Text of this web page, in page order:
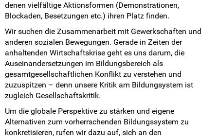
denen vielfältige Aktionsformen (Demonstrationen,
Blockaden, Besetzungen etc.) ihren Platz finden.
Wir suchen die Zusammenarbeit mit Gewerkschaften und
anderen sozialen Bewegungen. Gerade in Zeiten der
anhaltenden Wirtschaftskrise geht es uns darum, die
Auseinandersetzungen im Bildungsbereich als
gesamtgesellschaftlichen Konflikt zu verstehen und
zuzuspitzen – denn unsere Kritik am Bildungsystem ist
zugleich Gesellschaftskritik.
Um die globale Perspektive zu stärken und eigene
Alternativen zum vorherrschenden Bildungssystem zu
konkretisieren, rufen wir dazu auf, sich an den